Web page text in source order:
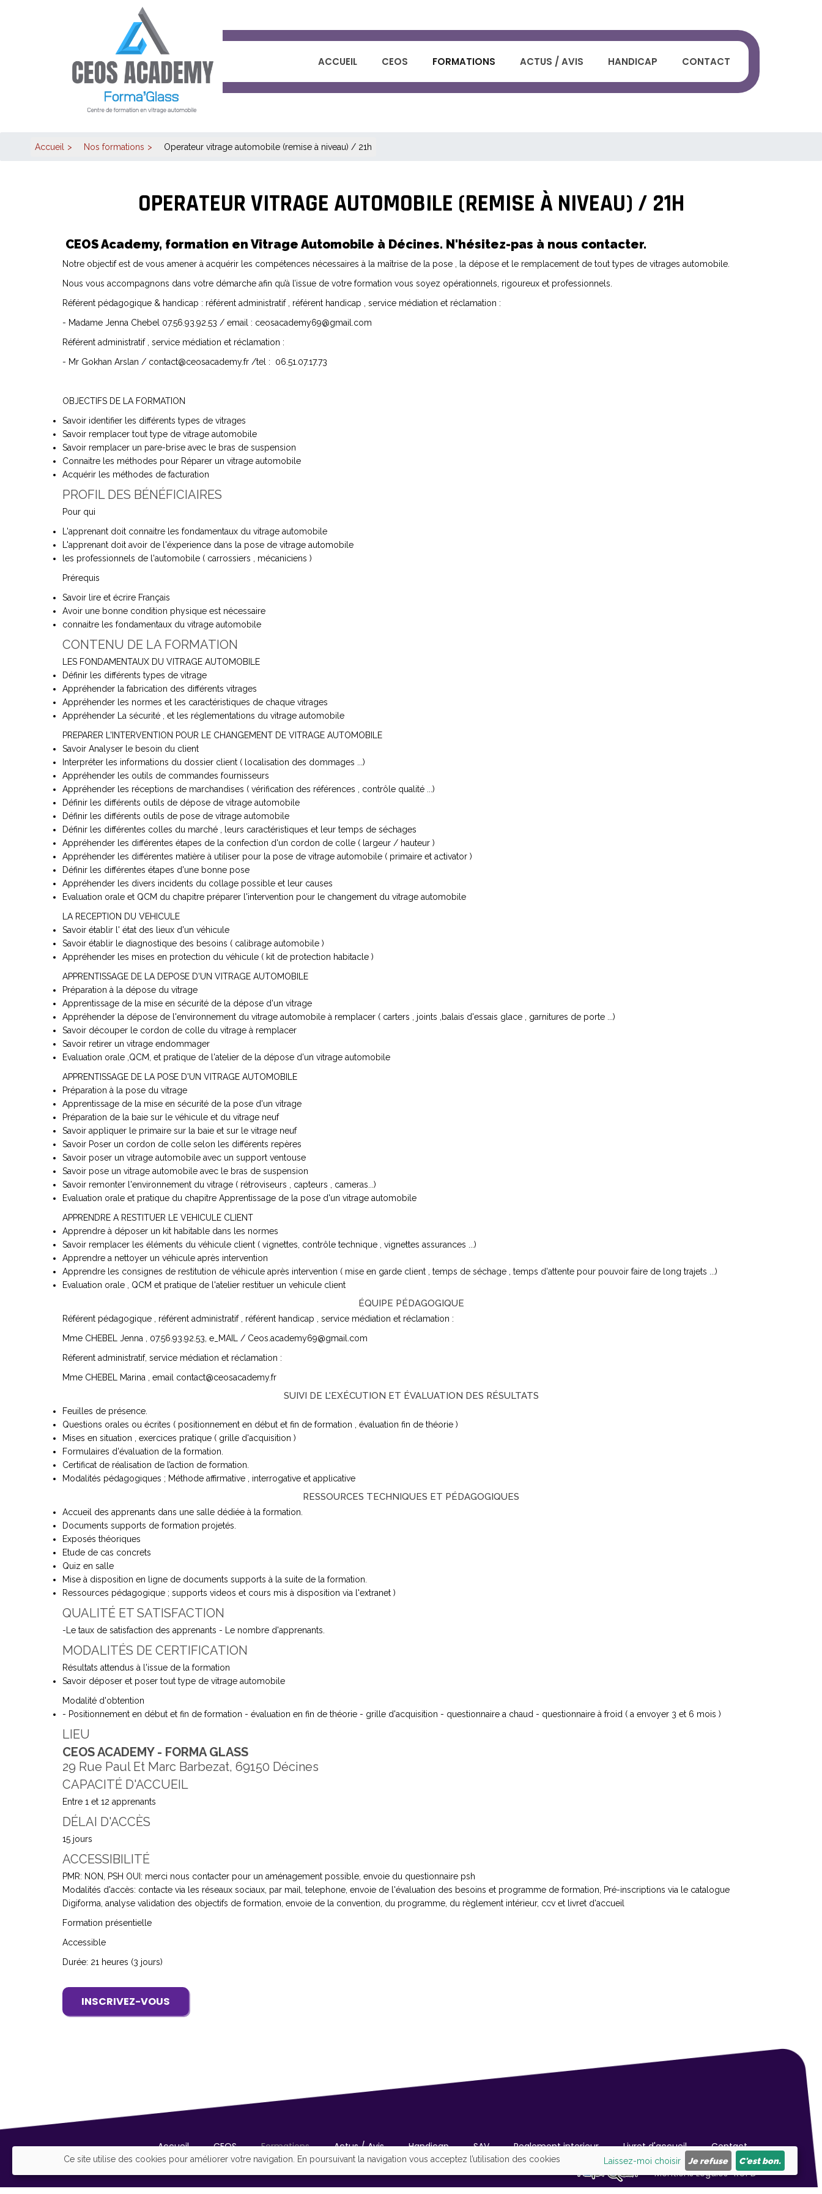
ACCUEIL CEOS FORMATIONS ACTUS / AVIS HANDICAP CONTACT
Accueil Nos formations Operateur vitrage automobile (remise à niveau) / 21h
OPERATEUR VITRAGE AUTOMOBILE (REMISE À NIVEAU) / 21H
CEOS Academy, formation en Vitrage Automobile à Décines. N'hésitez-pas à nous contacter.
Notre objectif est de vous amener à acquérir les compétences nécessaires à la maîtrise de la pose , la dépose et le remplacement de tout types de vitrages automobile.
Nous vous accompagnons dans votre démarche afin qu’à l’issue de votre formation vous soyez opérationnels, rigoureux et professionnels.
Référent pédagogique & handicap : référent administratif , référent handicap , service médiation et réclamation :
- Madame Jenna Chebel 07.56.93.92.53 / email : ceosacademy69@gmail.com
Référent administratif , service médiation et réclamation :
- Mr Gokhan Arslan / contact@ceosacademy.fr /tel : 06.51.07.17.73
OBJECTIFS DE LA FORMATION
Savoir identifier les différents types de vitrages
Savoir remplacer tout type de vitrage automobile
Savoir remplacer un pare-brise avec le bras de suspension
Connaitre les méthodes pour Réparer un vitrage automobile
Acquérir les méthodes de facturation
PROFIL DES BÉNÉFICIAIRES
Pour qui
L'apprenant doit connaitre les fondamentaux du vitrage automobile
L'apprenant doit avoir de l'éxperience dans la pose de vitrage automobile
les professionnels de l'automobile ( carrossiers , mécaniciens )
Prérequis
Savoir lire et écrire Français
Avoir une bonne condition physique est nécessaire
connaitre les fondamentaux du vitrage automobile
CONTENU DE LA FORMATION
LES FONDAMENTAUX DU VITRAGE AUTOMOBILE
Définir les différents types de vitrage
Appréhender la fabrication des différents vitrages
Appréhender les normes et les caractéristiques de chaque vitrages
Appréhender La sécurité , et les réglementations du vitrage automobile
PREPARER L'INTERVENTION POUR LE CHANGEMENT DE VITRAGE AUTOMOBILE
Savoir Analyser le besoin du client
Interpréter les informations du dossier client ( localisation des dommages ...)
Appréhender les outils de commandes fournisseurs
Appréhender les réceptions de marchandises ( vérification des références , contrôle qualité ...)
Définir les différents outils de dépose de vitrage automobile
Définir les différents outils de pose de vitrage automobile
Définir les différentes colles du marché , leurs caractéristiques et leur temps de séchages
Appréhender les différentes étapes de la confection d'un cordon de colle ( largeur / hauteur )
Appréhender les différentes matière à utiliser pour la pose de vitrage automobile ( primaire et activator )
Définir les différentes étapes d'une bonne pose
Appréhender les divers incidents du collage possible et leur causes
Evaluation orale et QCM du chapitre préparer l'intervention pour le changement du vitrage automobile
LA RECEPTION DU VEHICULE
Savoir établir l' état des lieux d'un véhicule
Savoir établir le diagnostique des besoins ( calibrage automobile )
Appréhender les mises en protection du véhicule ( kit de protection habitacle )
APPRENTISSAGE DE LA DEPOSE D'UN VITRAGE AUTOMOBILE
Préparation à la dépose du vitrage
Apprentissage de la mise en sécurité de la dépose d'un vitrage
Appréhender la dépose de l'environnement du vitrage automobile à remplacer ( carters , joints ,balais d'essais glace , garnitures de porte ...)
Savoir découper le cordon de colle du vitrage à remplacer
Savoir retirer un vitrage endommager
Evaluation orale ,QCM, et pratique de l'atelier de la dépose d'un vitrage automobile
APPRENTISSAGE DE LA POSE D'UN VITRAGE AUTOMOBILE
Préparation à la pose du vitrage
Apprentissage de la mise en sécurité de la pose d'un vitrage
Préparation de la baie sur le véhicule et du vitrage neuf
Savoir appliquer le primaire sur la baie et sur le vitrage neuf
Savoir Poser un cordon de colle selon les différents repères
Savoir poser un vitrage automobile avec un support ventouse
Savoir pose un vitrage automobile avec le bras de suspension
Savoir remonter l'environnement du vitrage ( rétroviseurs , capteurs , cameras...)
Evaluation orale et pratique du chapitre Apprentissage de la pose d'un vitrage automobile
APPRENDRE A RESTITUER LE VEHICULE CLIENT
Apprendre à déposer un kit habitable dans les normes
Savoir remplacer les éléments du véhicule client ( vignettes, contrôle technique , vignettes assurances ...)
Apprendre a nettoyer un véhicule après intervention
Apprendre les consignes de restitution de véhicule après intervention ( mise en garde client , temps de séchage , temps d'attente pour pouvoir faire de long trajets ...)
Evaluation orale , QCM et pratique de l'atelier restituer un vehicule client
ÉQUIPE PÉDAGOGIQUE
Référent pédagogique , référent administratif , référent handicap , service médiation et réclamation :
Mme CHEBEL Jenna , 07.56.93.92.53, e_MAIL / Ceos.academy69@gmail.com
Réferent administratif, service médiation et réclamation :
Mme CHEBEL Marina , email contact@ceosacademy.fr
SUIVI DE L'EXÉCUTION ET ÉVALUATION DES RÉSULTATS
Feuilles de présence.
Questions orales ou écrites ( positionnement en début et fin de formation , évaluation fin de théorie )
Mises en situation , exercices pratique ( grille d'acquisition )
Formulaires d'évaluation de la formation.
Certificat de réalisation de l’action de formation.
Modalités pédagogiques ; Méthode affirmative , interrogative et applicative
RESSOURCES TECHNIQUES ET PÉDAGOGIQUES
Accueil des apprenants dans une salle dédiée à la formation.
Documents supports de formation projetés.
Exposés théoriques
Etude de cas concrets
Quiz en salle
Mise à disposition en ligne de documents supports à la suite de la formation.
Ressources pédagogique ; supports videos et cours mis à disposition via l'extranet )
QUALITÉ ET SATISFACTION
-Le taux de satisfaction des apprenants - Le nombre d'apprenants.
MODALITÉS DE CERTIFICATION
Résultats attendus à l'issue de la formation
Savoir déposer et poser tout type de vitrage automobile
Modalité d'obtention
- Positionnement en début et fin de formation - évaluation en fin de théorie - grille d'acquisition - questionnaire a chaud - questionnaire à froid ( a envoyer 3 et 6 mois )
LIEU
CEOS ACADEMY - FORMA GLASS
29 Rue Paul Et Marc Barbezat, 69150 Décines
CAPACITÉ D'ACCUEIL
Entre 1 et 12 apprenants
DÉLAI D'ACCÈS
15 jours
ACCESSIBILITÉ
PMR: NON, PSH OUI: merci nous contacter pour un aménagement possible, envoie du questionnaire psh
Modalités d'accès: contacte via les réseaux sociaux, par mail, telephone, envoie de l'évaluation des besoins et programme de formation, Pré-inscriptions via le catalogue
Digiforma, analyse validation des objectifs de formation, envoie de la convention, du programme, du règlement intérieur, ccv et livret d'accueil
Formation présentielle
Accessible
Durée: 21 heures (3 jours)
INSCRIVEZ-VOUS
Accueil CEOS Formations Actus / Avis Handicap SAV Reglement interieur Livret d'accueil Contact
Mentions Légales RGPD
Ce site utilise des cookies pour améliorer votre navigation. En poursuivant la navigation vous acceptez l’utilisation des cookies Laissez-moi choisir Je refuse C'est bon.